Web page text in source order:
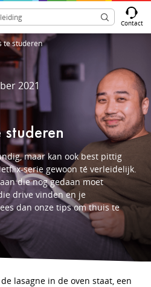
Contact
te studeren
2021
maar kan ook best pittig
serie gewoon té verleidelijk.
die nog gedaan moet
drive vinden en je
dan onze tips om thuis te
lasagne in de oven staat, een